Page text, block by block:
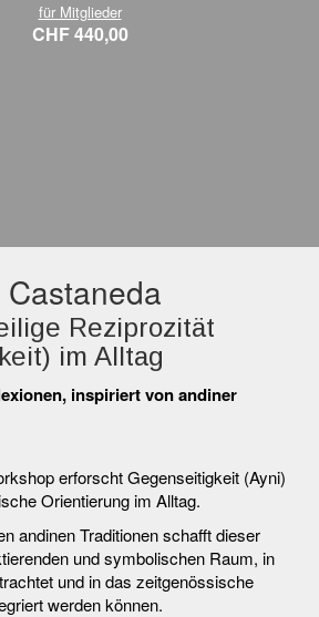
für Mitglieder
CHF 440,00
Reziprozität
im Alltag
inspiriert von andiner
erforscht Gegenseitigkeit (Ayni)
Orientierung im Alltag.
andinen Traditionen schafft dieser
und symbolischen Raum, in
und in das zeitgenössische
werden können.